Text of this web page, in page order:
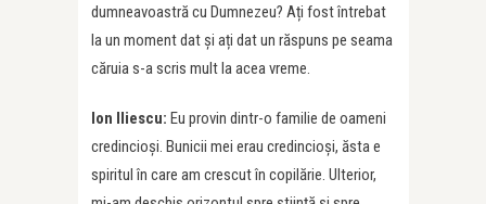
dumneavoastră cu Dumnezeu? Ați fost întrebat
la un moment dat și ați dat un răspuns pe seama
căruia s-a scris mult la acea vreme.
Ion Iliescu: Eu provin dintr-o familie de oameni
credincioși. Bunicii mei erau credincioși, ăsta e
spiritul în care am crescut în copilărie. Ulterior,